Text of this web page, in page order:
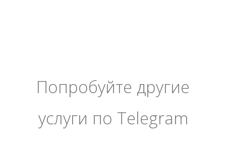
Попробуйте другие
услуги по Telegram